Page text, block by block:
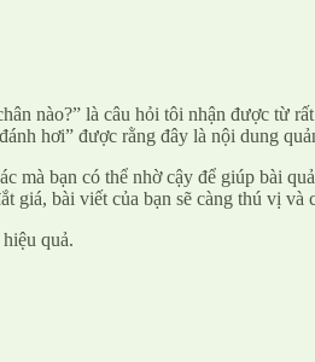
nào?” là câu hỏi tôi nhận được từ
hơi” được rằng đây là nội dung
bạn có thể nhờ cậy để giúp bài
bài viết của bạn sẽ càng thú vị và
quả.